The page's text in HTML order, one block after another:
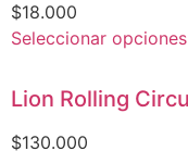
$18.000
Seleccionar opciones
Lion Rolling
$130.000